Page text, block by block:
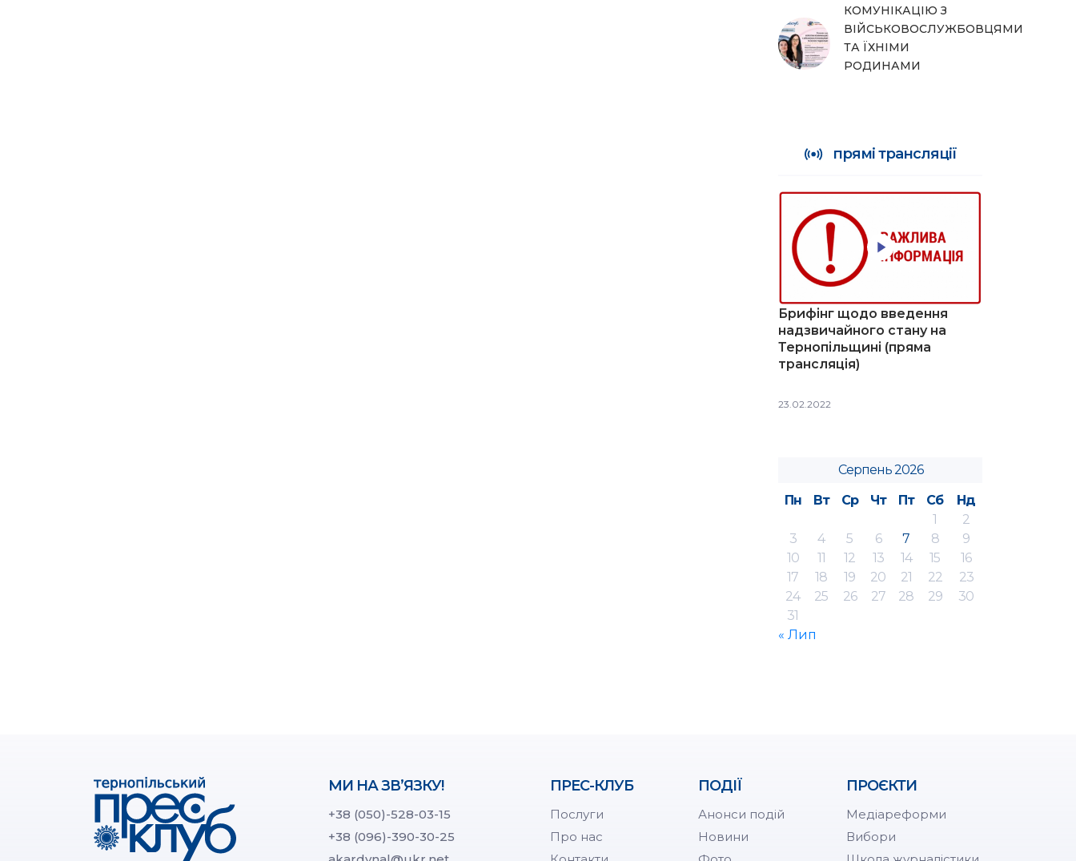
КОМУНІКАЦІЮ З
ВІЙСЬКОВОСЛУЖБОВЦЯМИ
ТА ЇХНІМИ
РОДИНАМИ
прямі трансляції
Брифінг щодо введення
надзвичайного стану на
Тернопільщині (пряма
трансляція)
23.02.2022
Серпень 2026
Пн
Вт Ср Чт Пт Сб
Нд
1
2
3
4 5 6 7 8
9
10
11 12 13 14 15
16
17
18 19 20 21 22
23
24
25 26 27 28 29
30
31
« Лип
МИ НА ЗВ’ЯЗКУ!
+38 (050)-528-03-15
+38 (096)-390-30-25
ПРЕС-КЛУБ
Послуги
Про нас
ПОДІЇ
Анонси подій
Новини
ПРОЄКТИ
Медіареформи
Вибори